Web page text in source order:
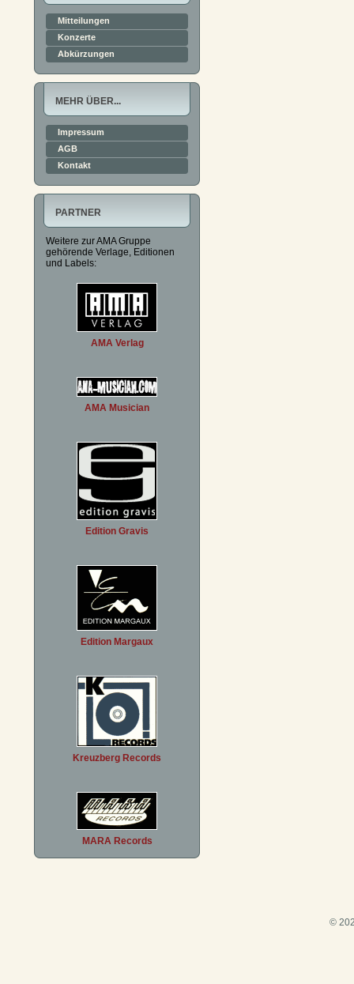
Mitteilungen
Konzerte
Abkürzungen
MEHR ÜBER...
Impressum
AGB
Kontakt
PARTNER
Weitere zur AMA Gruppe
gehörende Verlage, Editionen
und Labels:
AMA Verlag
AMA Musician
Edition Gravis
Edition Margaux
Kreuzberg Records
MARA Records
©